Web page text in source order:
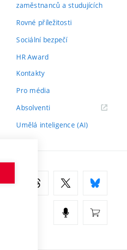
zaměstnanců a studujících
Rovné příležitosti
Sociální bezpečí
HR Award
Kontakty
Pro média
Absolventi(externí
Umělá inteligence (AI)